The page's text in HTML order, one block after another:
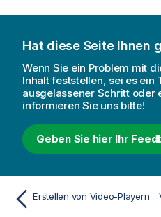
Hat diese Seite Ihnen
Wenn Sie ein Problem mit
Inhalt feststellen, sei es ein
ausgelassener Schritt oder
informieren Sie uns bitte!
Geben Sie hier Ihr
Erstellen von Video-Playern